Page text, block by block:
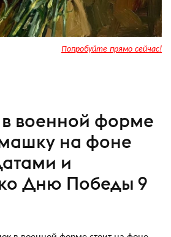
Попробуйте прямо сейчас!
военной форме
на фоне
и
Дню Победы 9